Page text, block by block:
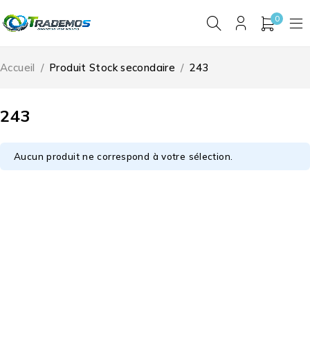
0
243
Accueil / Produit Stock secondaire / 243
Aucun produit ne correspond à votre sélection.